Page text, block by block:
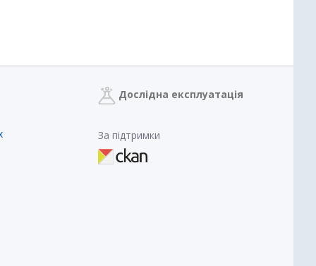
Дослідна експлуатація
За підтримки